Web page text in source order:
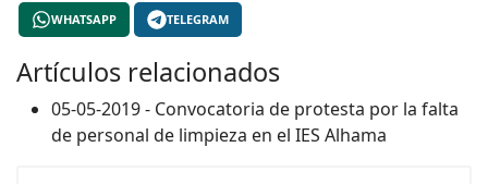
WHATSAPP TELEGRAM
Artículos relacionados
05-05-2019 - Convocatoria de protesta por la falta
de personal de limpieza en el IES Alhama